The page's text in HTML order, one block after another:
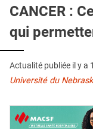
QUI SOMMES-NOUS ?
PUBLICITÉ
CONDITIONS GÉNÉRALES
CONTACT
CANCER :
qui
Actualité publiée il y a
Université du